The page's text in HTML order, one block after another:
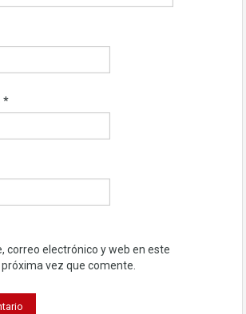
*
correo electrónico y web en este
vez que comente.